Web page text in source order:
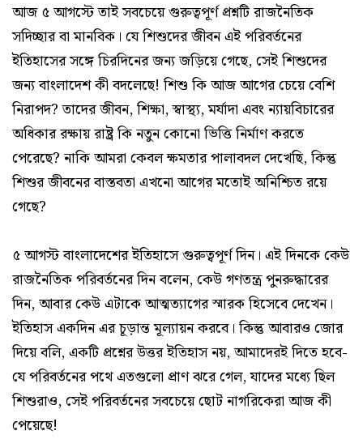
আজ ৫ আগস্টে তাই সবচেয়ে গুরুত্বপূর্ণ প্রশ্নটি রাজনৈতিক
সদিচ্ছার বা মানবিক। যে শিশুদের জীবন এই পরিবর্তনের
ইতিহাসের সঙ্গে চিরদিনের জন্য জড়িয়ে গেছে, সেই শিশুদের
জন্য বাংলাদেশ কী বদলেছে! শিশু কি আজ আগের চেয়ে বেশি
নিরাপদ? তাদের জীবন, শিক্ষা, স্বাস্থ্য, মর্যাদা এবং ন্যায়বিচারের
অধিকার রক্ষায় রাষ্ট্র কি নতুন কোনো ভিত্তি নির্মাণ করতে
পেরেছে? নাকি আমরা কেবল ক্ষমতার পালাবদল দেখেছি, কিন্তু
শিশুর জীবনের বাস্তবতা এখনো আগের মতোই অনিশ্চিত রয়ে
গেছে?
৫ আগস্ট বাংলাদেশের ইতিহাসে গুরুত্বপূর্ণ দিন। এই দিনকে কেউ
রাজনৈতিক পরিবর্তনের দিন বলেন, কেউ গণতন্ত্র পুনরুদ্ধারের
দিন, আবার কেউ এটাকে আত্মত্যাগের স্মারক হিসেবে দেখেন।
ইতিহাস একদিন এর চূড়ান্ত মূল্যায়ন করবে। কিন্তু আবারও জোর
দিয়ে বলি, একটি প্রশ্নের উত্তর ইতিহাস নয়, আমাদেরই দিতে হবে-
যে পরিবর্তনের পথে এতগুলো প্রাণ ঝরে গেল, যাদের মধ্যে ছিল
শিশুরাও, সেই পরিবর্তনের সবচেয়ে ছোট নাগরিকেরা আজ কী
পেয়েছে!